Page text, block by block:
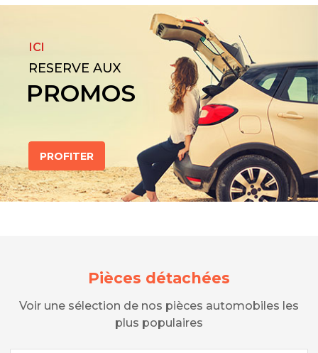
ICI
RESERVE AUX
PROMOS
PROFITER
Pièces détachées
Voir une sélection de nos pièces automobiles les
plus populaires